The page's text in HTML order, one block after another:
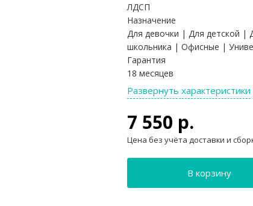
ЛДСП
Назначение
Для девочки | Для детской |
школьника | Офисные |
Гарантия
18 месяцев
Развернуть характеристики
7 550 р.
Цена без учёта доставки и
В корзину